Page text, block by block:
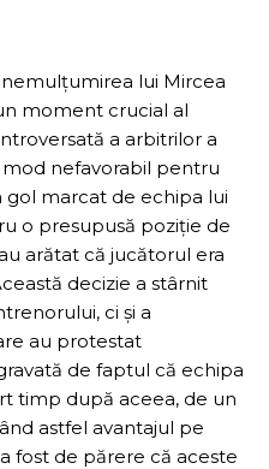
lui Mircea
moment crucial al
a arbitrilor a
nefavorabil pentru
gol marcat de echipa lui
o presupusă poziție de
arătat că jucătorul era
decizie a stârnit
ci și a
au protestat
de faptul că echipa
timp după aceea, de un
astfel avantajul pe
fost de părere că aceste